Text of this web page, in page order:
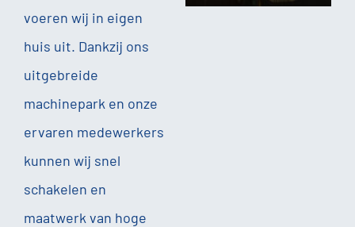
voeren wij in eigen
huis uit. Dankzij ons
uitgebreide
machinepark en onze
ervaren medewerkers
kunnen wij snel
schakelen en
maatwerk van hoge